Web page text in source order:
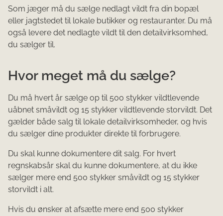
Som jæger ​​må du sælge nedlagt vildt fra din bopæl
eller jagtstedet til lokale butikker og restauranter. Du må
også levere det nedlagte vildt til den detailvirksomhed,
du sælger til.​
Hvor meget må du sælg​e?
Du må hvert år sælge op til 500 stykker vildtlevende
uåbnet småvildt og 15 stykker vildtlevende storvildt. Det
gælder både salg til lokale detailvirksomheder, og hvis
du sælger dine produkter direkte til forbrugere.
Du skal kunne dokumentere dit salg. For hver​t
regnskabsår skal du kunne dokumentere, at du ikke​
sælger mere end 500 stykker småvildt og 15 stykker
storvildt​ i alt.
Hvis du ønsker at ​afsætte mere end 500 stykker